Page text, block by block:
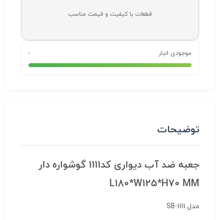
قطعات با کیفیت و قیمت مناسب
موجودی انبار -
توضیحات
جعبه ضد آب دیواری کد1111 گوشواره دار
L180*W125*H70 MM
مدل SB-1111